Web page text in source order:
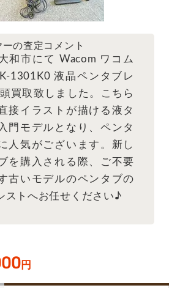
の査定コメント
和市にて Wacom ワコム
1301K0 液晶ペンタブレ
買取致しました。こちら
接イラストが描ける液タ
門モデルとなり、ペンタ
人気がございます。新し
を購入される際、ご不要
古いモデルのペンタブの
ストへお任せください♪
円